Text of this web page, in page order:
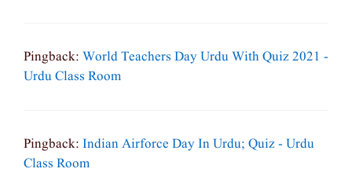
Pingback: World Teachers Day Urdu With Quiz 2021 -
Urdu Class Room
Pingback: Indian Airforce Day In Urdu; Quiz - Urdu
Class Room